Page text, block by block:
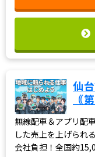
仙
｟
無線配車＆アプリ配
した売上を上げられ
会社負担！全国約